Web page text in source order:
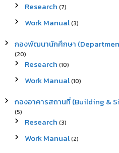
Research (7)
Work Manual(3)
กองพัฒนานักศึกษา
(20)
Research (10)
Work Manual(10)
กองอาคารสถานที่ (Building &
(5)
Research (3)
Work Manual(2)